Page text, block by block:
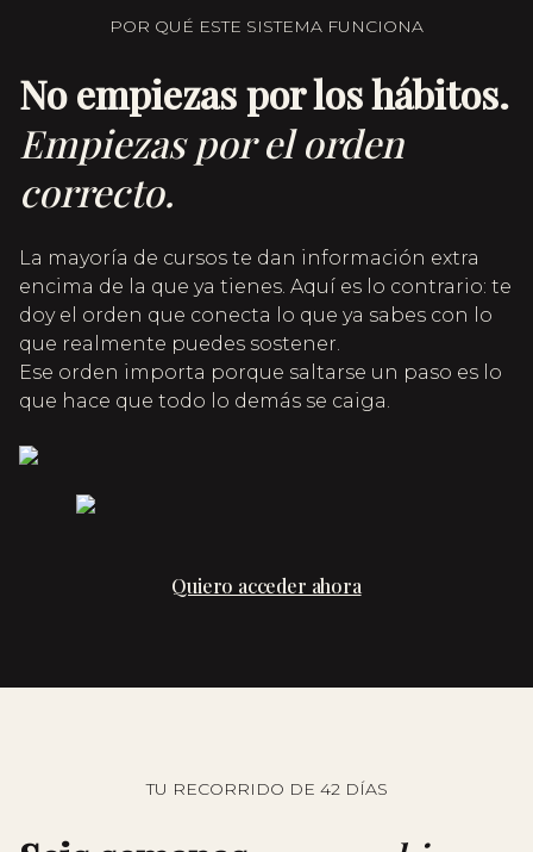
POR QUÉ ESTE SISTEMA FUNCIONA
No empiezas por los hábitos.
Empiezas por el orden
correcto.
La mayoría de cursos te dan información extra
encima de la que ya tienes. Aquí es lo contrario: te
doy el orden que conecta lo que ya sabes con lo
que realmente puedes sostener.
Ese orden importa porque saltarse un paso es lo
que hace que todo lo demás se caiga.
Quiero acceder ahora
TU RECORRIDO DE 42 DÍAS